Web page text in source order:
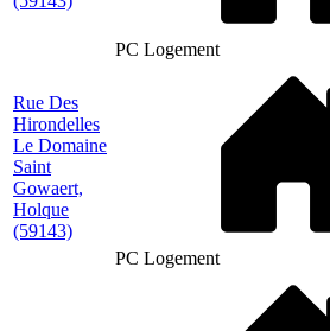
PC Logement
Rue Des
Hirondelles
Le Domaine
Saint
Gowaert,
Holque
(59143)
PC Logement